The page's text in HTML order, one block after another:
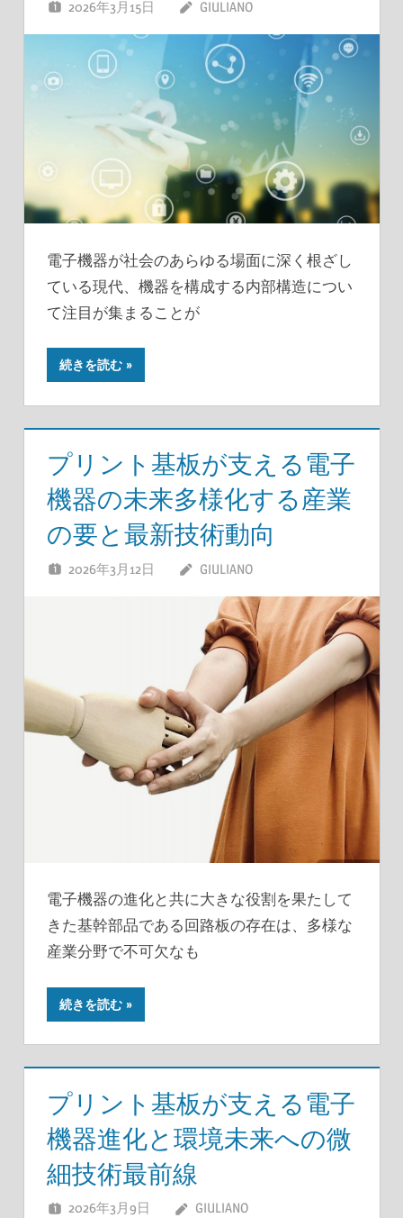
2026年3月15日 GIULIANO
電子機器が社会のあらゆる場面に深く根ざし
ている現代、機器を構成する内部構造につい
て注目が集まることが
続きを読む
プリント基板が支える電子
機器の未来多様化する産業
の要と最新技術動向
2026年3月12日 GIULIANO
電子機器の進化と共に大きな役割を果たして
きた基幹部品である回路板の存在は、多様な
産業分野で不可欠なも
続きを読む
プリント基板が支える電子
機器進化と環境未来への微
細技術最前線
2026年3月9日 GIULIANO